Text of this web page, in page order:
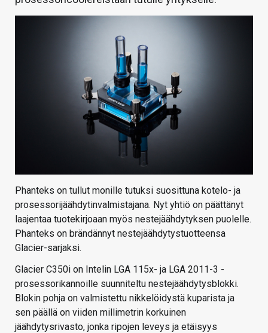
Phanteks on tullut monille tutuksi suosittuna kotelo- ja
prosessorijäähdytinvalmistajana. Nyt yhtiö on päättänyt
laajentaa tuotekirjoaan myös nestejäähdytyksen puolelle.
Phanteks on brändännyt nestejäähdytystuotteensa
Glacier-sarjaksi.
Glacier C350i on Intelin LGA 115x- ja LGA 2011-3 -
prosessorikannoille suunniteltu nestejäähdytysblokki.
Blokin pohja on valmistettu nikkelöidystä kuparista ja
sen päällä on viiden millimetrin korkuinen
jäähdytysrivasto, jonka ripojen leveys ja etäisyys